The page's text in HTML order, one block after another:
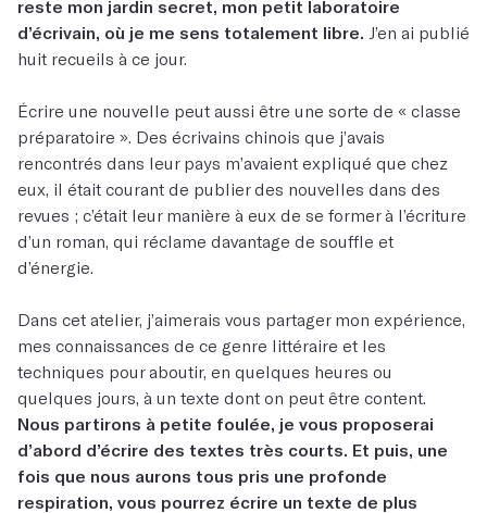
reste mon jardin secret, mon petit laboratoire
d’écrivain, où je me sens totalement libre. J’en ai publié
huit recueils à ce jour.
Écrire une nouvelle peut aussi être une sorte de « classe
préparatoire ». Des écrivains chinois que j’avais
rencontrés dans leur pays m’avaient expliqué que chez
eux, il était courant de publier des nouvelles dans des
revues ; c’était leur manière à eux de se former à l’écriture
d’un roman, qui réclame davantage de souffle et
d’énergie.
Dans cet atelier, j’aimerais vous partager mon expérience,
mes connaissances de ce genre littéraire et les
techniques pour aboutir, en quelques heures ou
quelques jours, à un texte dont on peut être content.
Nous partirons à petite foulée, je vous proposerai
d’abord d’écrire des textes très courts. Et puis, une
fois que nous aurons tous pris une profonde
respiration, vous pourrez écrire un texte de plus